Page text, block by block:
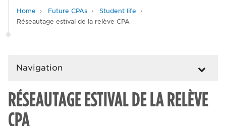
Home Future CPAs
Student life
Réseautage estival de la relève CPA
Navigation
RÉSEAUTAGE ESTIVAL DE LA RELÈVE
CPA